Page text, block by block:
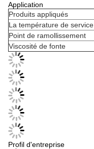
Application
Produits appliqués
La température de service
Point de ramollissement
Viscosité de fonte
Profil d'entreprise